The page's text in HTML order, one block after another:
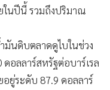
นปีนี้ รวมถึงปริมาณ
มันดิบตลาดดูไบในช่วง
อลลาร์สหรัฐต่อบาร์เรล
อยู่ระดับ 87.9 ดอลลาร์